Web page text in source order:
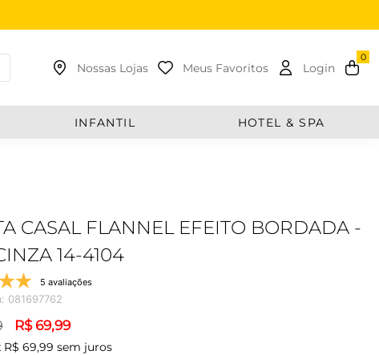
Buscar
Nossas Lojas Meus Favoritos Login
INFANTIL HOTEL & SPA
CASAL FLANNEL EFEITO BORDADA -
14-4104
5 avaliações
: 081697762
R$ 69,99
R$ 69,99 sem juros